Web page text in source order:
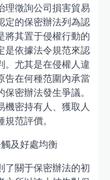
理徵詢公司損害貿易
定的保密辦法列為認
將其置于侵權行動的
是依據法令規范來認
。尤其是在侵權人違
告在何種范圍內承當
密辦法發生爭議。
機密持有人、獲取人
范評價。
及好處均衡
了關于保密辦法的初